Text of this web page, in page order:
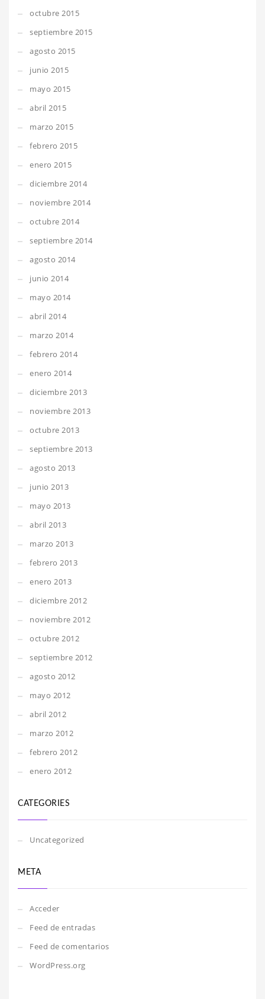
octubre 2015
septiembre 2015
agosto 2015
junio 2015
mayo 2015
abril 2015
marzo 2015
febrero 2015
enero 2015
diciembre 2014
noviembre 2014
octubre 2014
septiembre 2014
agosto 2014
junio 2014
mayo 2014
abril 2014
marzo 2014
febrero 2014
enero 2014
diciembre 2013
noviembre 2013
octubre 2013
septiembre 2013
agosto 2013
junio 2013
mayo 2013
abril 2013
marzo 2013
febrero 2013
enero 2013
diciembre 2012
noviembre 2012
octubre 2012
septiembre 2012
agosto 2012
mayo 2012
abril 2012
marzo 2012
febrero 2012
enero 2012
CATEGORIES
Uncategorized
META
Acceder
Feed de entradas
Feed de comentarios
WordPress.org